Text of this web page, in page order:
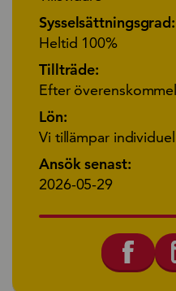
Sysselsättningsgrad:
Heltid 100%
Tillträde:
Efter
Lön:
Vi tillämpar
Ansök senast:
2026-05-29